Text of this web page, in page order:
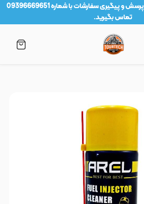
دوستان عزیز، جهت هرگونه پرسش و پیگیری سفارشات با شماره 09396669651
تماس بگیرید.